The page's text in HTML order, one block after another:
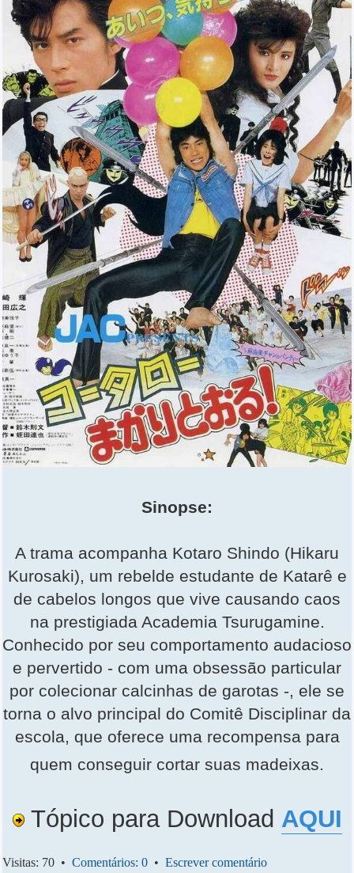
Sinopse:
A trama acompanha Kotaro Shindo (Hikaru
Kurosaki), um rebelde estudante de Katarê e
de cabelos longos que vive causando caos
na prestigiada Academia Tsurugamine.
Conhecido por seu comportamento audacioso
e pervertido - com uma obsessão particular
por colecionar calcinhas de garotas -, ele se
torna o alvo principal do Comitê Disciplinar da
escola, que oferece uma recompensa para
quem conseguir cortar suas madeixas.
Tópico para Download AQUI
Visitas: 70 • Comentários: 0 • Escrever comentário